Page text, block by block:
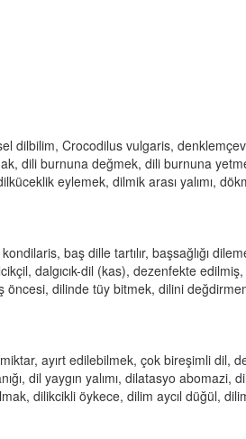
dilbilim, Crocodilus vulgaris,
dili burnuna değmek, dili burnuna
eylemek, dilmik arası yalımı,
baş dille tartılır, başsağlığı
dalgıcık-dil (kas), dezenfekte
öncesi, dilinde tüy bitmek, dilini
ayırt edilebilmek, çok bireşimli dil,
dil yaygın yalımı, dilatasyo abomazi,
dilikcikli öykece, dilim aycıl düğül,